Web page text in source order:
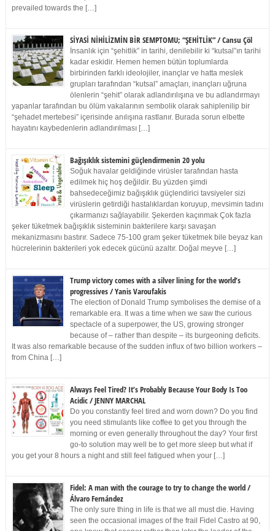
prevailed towards the […]
SİYASİ NİHİLİZMİN BİR SEMPTOMU; “ŞEHİTLİK” / Cansu Çöl
İnsanlık için “şehitlik” in tarihi, denilebilir ki “kutsal”ın tarihi
kadar eskidir. Hemen hemen bütün toplumlarda
birbirinden farklı ideolojiler, inançlar ve hatta meslek
grupları tarafından “kutsal” amaçları, inançları uğruna
ölenlerin “şehit” olarak adlandırılışına ve bu adlandırmayı
yapanlar tarafından bu ölüm vakalarının sembolik olarak sahiplenilip bir
“şehadet mertebesi” içerisinde anılışına rastlanır. Burada sorun elbette
hayatını kaybedenlerin adlandırılması […]
Bağışıklık sistemini güçlendirmenin 20 yolu
Soğuk havalar geldiğinde virüsler tarafından hasta
edilmek hiç hoş değildir. Bu yüzden şimdi
bahsedeceğimiz bağışıklık güçlendirici tavsiyeler sizi
virüslerin getirdiği hastalıklardan koruyup, mevsimin tadını
çıkarmanızı sağlayabilir. Şekerden kaçınmak Çok fazla
şeker tüketmek bağışıklık sisteminin bakterilere karşı savaşan
mekanizmasını bastırır. Sadece 75-100 gram şeker tüketmek bile beyaz kan
hücrelerinin bakterileri yok edecek gücünü azaltır. Doğal meyve […]
Trump victory comes with a silver lining for the world’s
progressives / Yanis Varoufakis
The election of Donald Trump symbolises the demise of a
remarkable era. It was a time when we saw the curious
spectacle of a superpower, the US, growing stronger
because of – rather than despite – its burgeoning deficits.
It was also remarkable because of the sudden influx of two billion workers –
from China […]
Always Feel Tired? It’s Probably Because Your Body Is Too
Acidic / JENNY MARCHAL
Do you constantly feel tired and worn down? Do you find
you need stimulants like coffee to get you through the
morning or even generally throughout the day? Your first
go-to solution may well be to get more sleep but what if
you get your 8 hours a night and still feel fatigued when your […]
Fidel: A man with the courage to try to change the world /
Álvaro Fernández
The only sure thing in life is that we all must die. Having
seen the occasional images of the frail Fidel Castro at 90,